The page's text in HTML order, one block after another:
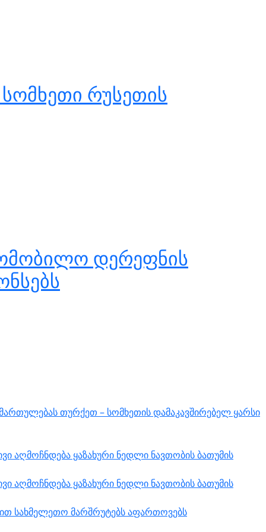
რუსეთის
დერეფნის
თურქეთ – სომხეთის დამაკავშირებელ ყარსი
აღმოჩნდება ყაზახური ნედლი ნავთობის ბათუმის
აღმოჩნდება ყაზახური ნედლი ნავთობის ბათუმის
სახმელეთო მარშრუტებს აფართოვებს